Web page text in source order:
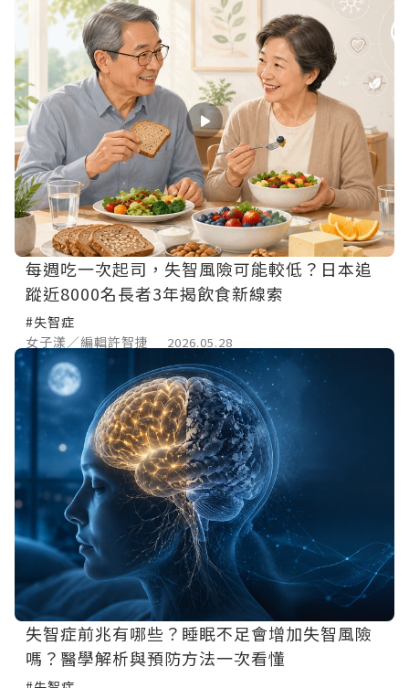
每週吃一次起司，失智風險可能較低？日本追
蹤近8000名長者3年揭飲食新線索
#失智症
女子漾／編輯許智捷
2026.05.28
失智症前兆有哪些？睡眠不足會增加失智風險
嗎？醫學解析與預防方法一次看懂